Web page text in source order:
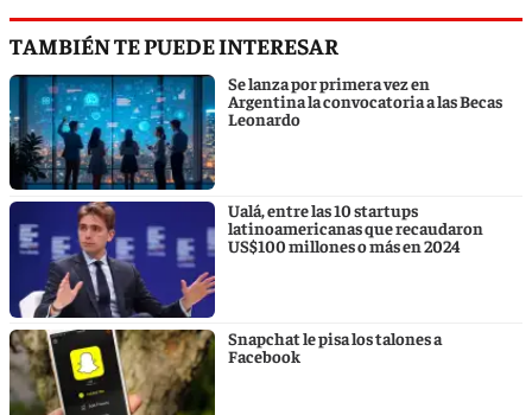
TAMBIÉN TE PUEDE INTERESAR
Se lanza por primera vez en
Argentina la convocatoria a las Becas
Leonardo
Ualá, entre las 10 startups
latinoamericanas que recaudaron
US$100 millones o más en 2024
Snapchat le pisa los talones a
Facebook